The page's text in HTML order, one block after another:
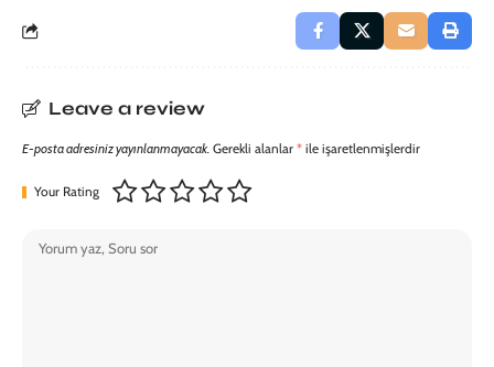
Leave a review
E-posta adresiniz yayınlanmayacak. Gerekli alanlar * ile işaretlenmişlerdir
Your Rating